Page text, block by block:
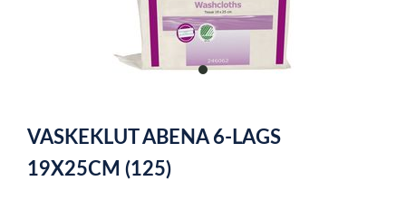
item
of
1
VASKEKLUT ABENA 6-LAGS
19X25CM (125)